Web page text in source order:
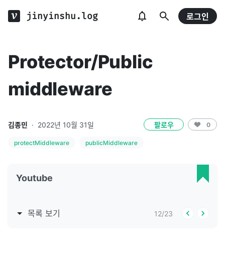
jinyinshu.log 로그인
Protector/Public
middleware
김종민 · 2022년 10월 31일 팔로우 0
protectMiddleware publicMiddleware
Youtube
목록 보기 12/23